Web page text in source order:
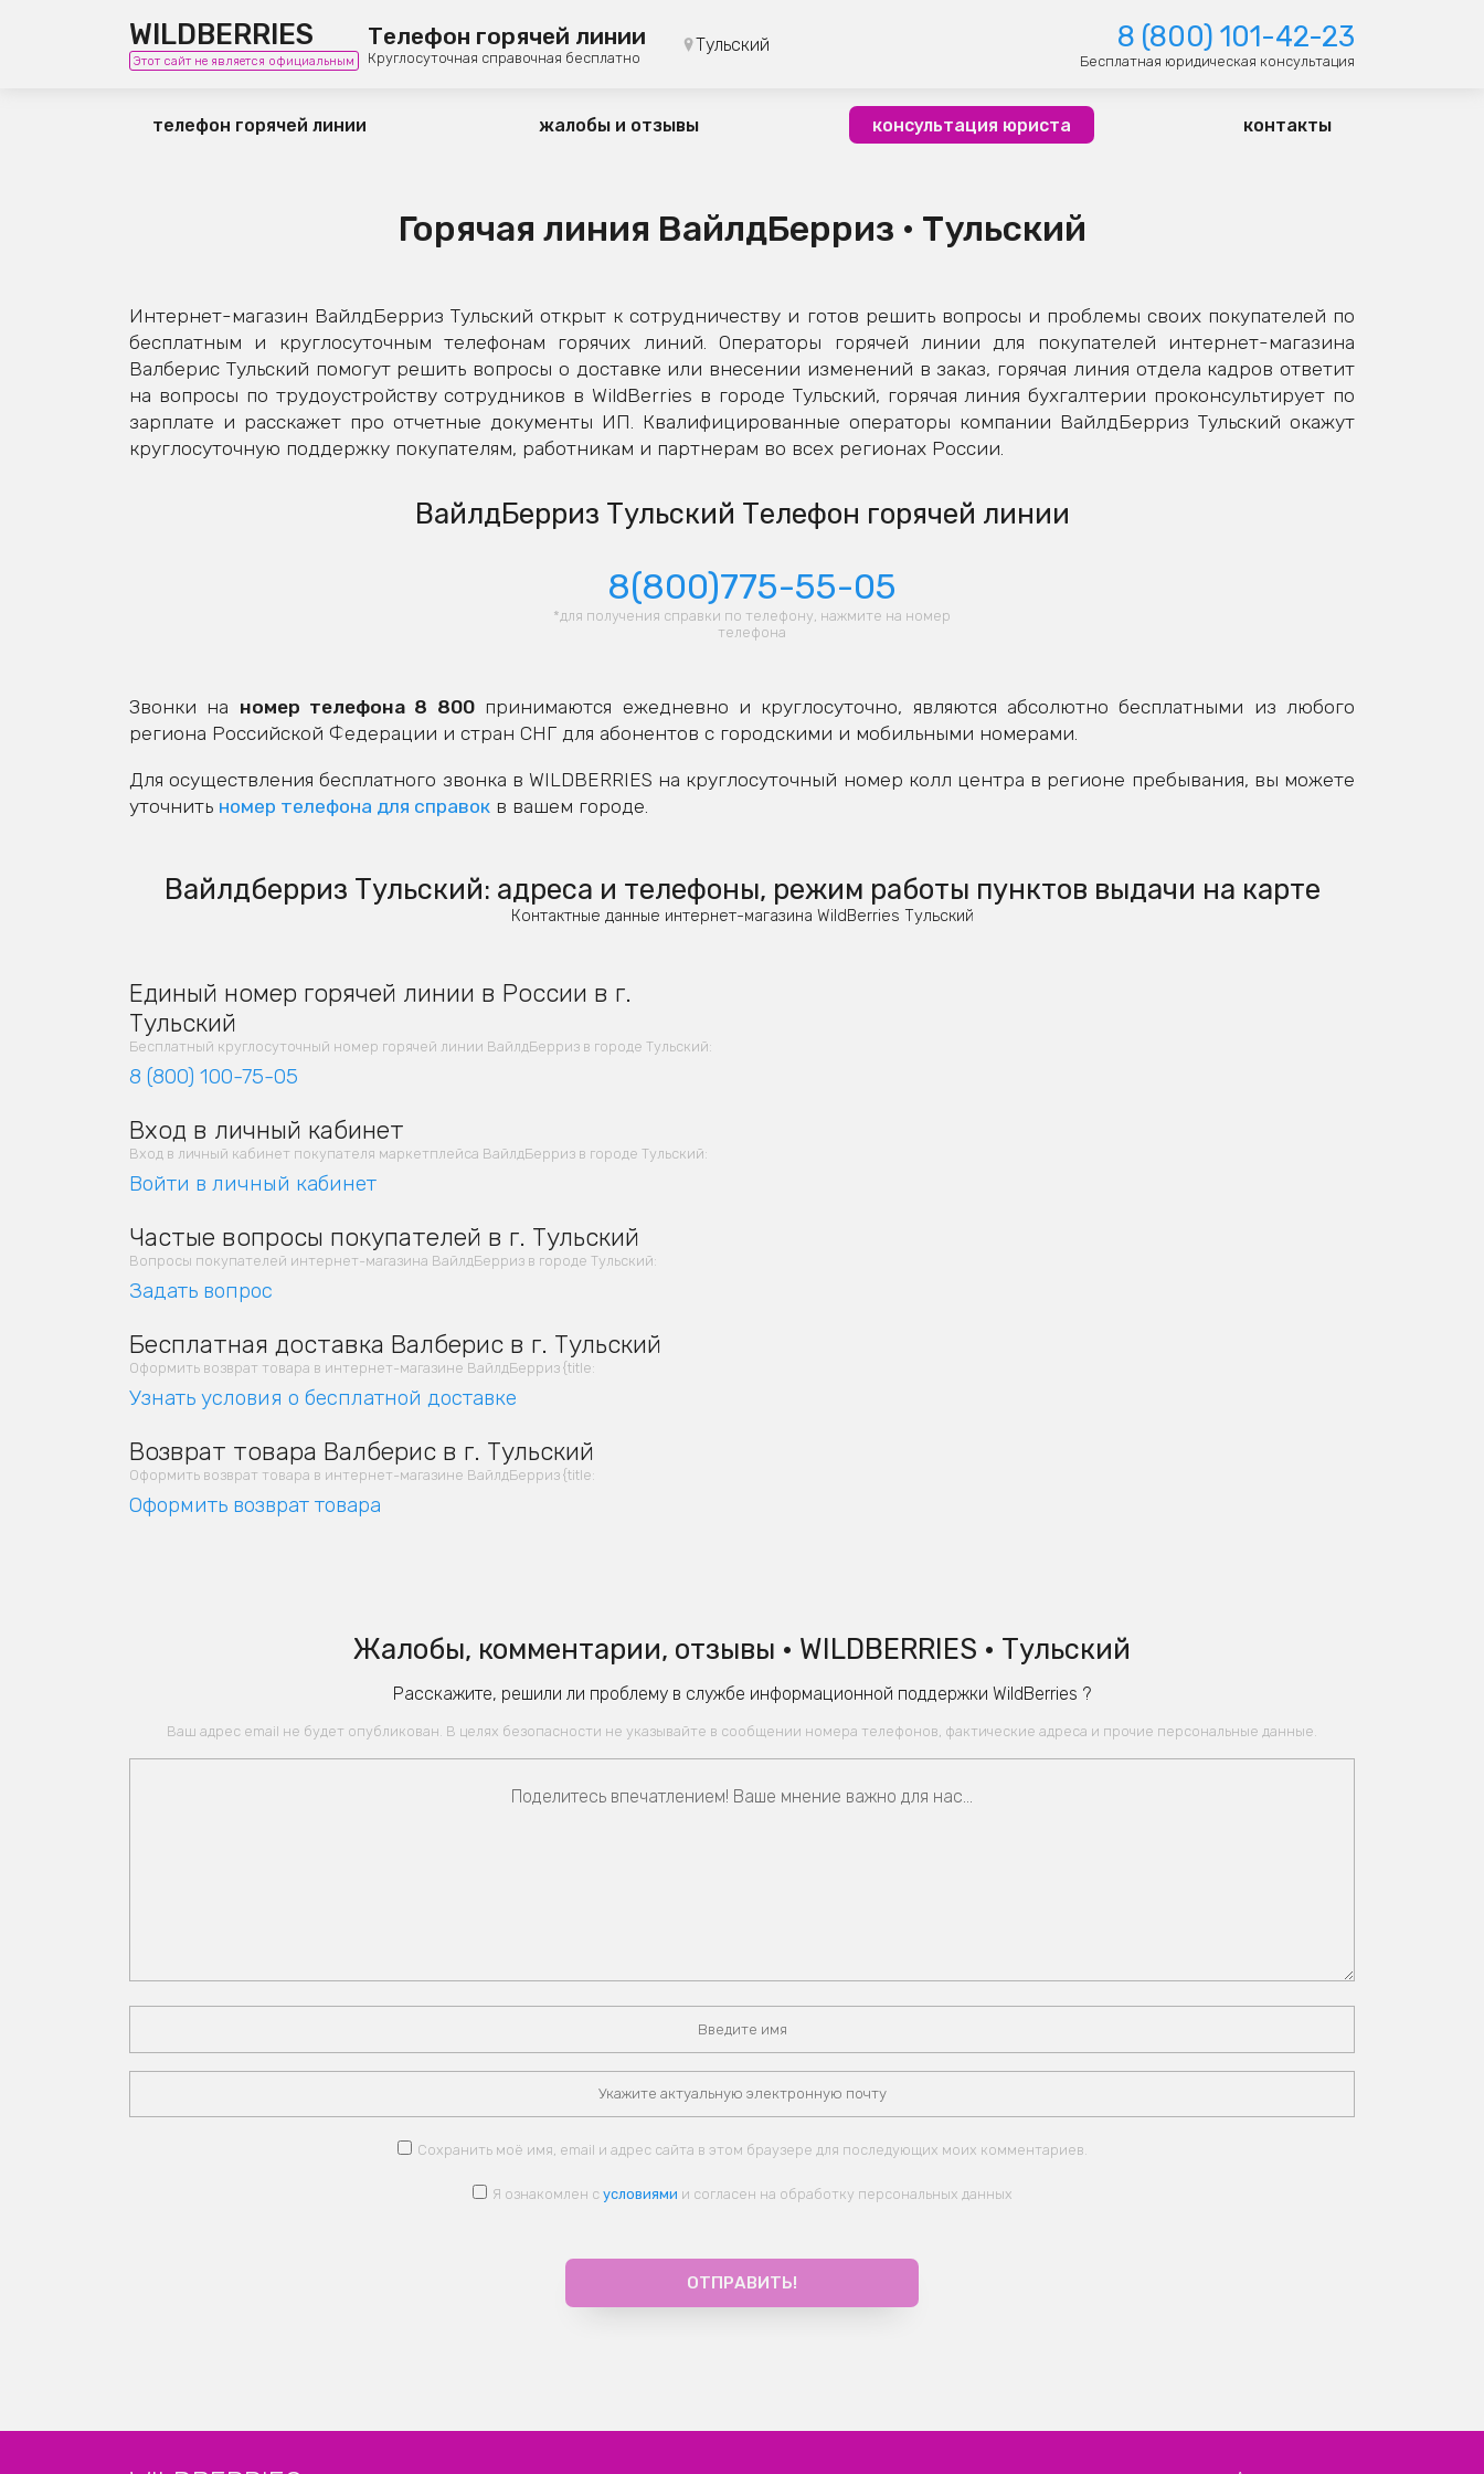
WILDBERRIES
Этот сайт не является официальным
Телефон горячей линии
Круглосуточная справочная бесплатно
Тульский 8 (800) 101-42-23
Бесплатная юридическая консультация
телефон горячей линии жалобы и отзывы консультация юриста контакты
Горячая линия ВайлдБерриз • Тульский
Интернет-магазин ВайлдБерриз Тульский открыт к сотрудничеству и готов решить вопросы и проблемы своих покупателей по
бесплатным и круглосуточным телефонам горячих линий. Операторы горячей линии для покупателей интернет-магазина
Валберис Тульский помогут решить вопросы о доставке или внесении изменений в заказ, горячая линия отдела кадров ответит
на вопросы по трудоустройству сотрудников в WildBerries в городе Тульский, горячая линия бухгалтерии проконсультирует по
зарплате и расскажет про отчетные документы ИП. Квалифицированные операторы компании ВайлдБерриз Тульский окажут
круглосуточную поддержку покупателям, работникам и партнерам во всех регионах России.
ВайлдБерриз Тульский Телефон горячей линии
8(800)775-55-05
*для получения справки по телефону, нажмите на номер
телефона
Звонки на номер телефона 8 800принимаются ежедневно и круглосуточно, являются абсолютно бесплатными из любого
региона Российской Федерации и стран СНГ для абонентов с городскими и мобильными номерами.
Для осуществления бесплатного звонка в WILDBERRIES на круглосуточный номер колл центра в регионе пребывания, вы можете
уточнить номер телефона для справок в вашем городе.
Вайлдберриз Тульский: адреса и телефоны, режим работы пунктов выдачи на карте
Контактные данные интернет-магазина WildBerries Тульский
Единый номер горячей линии в России в г.
Тульский
Бесплатный круглосуточный номер горячей линии ВайлдБерриз в городе Тульский:
8 (800) 100-75-05
Вход в личный кабинет
Вход в личный кабинет покупателя маркетплейса ВайлдБерриз в городе Тульский:
Войти в личный кабинет
Частые вопросы покупателей в г. Тульский
Вопросы покупателей интернет-магазина ВайлдБерриз в городе Тульский:
Задать вопрос
Бесплатная доставка Валберис в г. Тульский
Оформить возврат товара в интернет-магазине ВайлдБерриз {title:
Узнать условия о бесплатной доставке
Возврат товара Валберис в г. Тульский
Оформить возврат товара в интернет-магазине ВайлдБерриз {title:
Оформить возврат товара
Жалобы, комментарии, отзывы • WILDBERRIES • Тульский
Расскажите, решили ли проблему в службе информационной поддержки WildBerries ?
Ваш адрес email не будет опубликован. В целях безопасности не указывайте в сообщении номера телефонов, фактические адреса и прочие персональные данные.
Сохранить моё имя, email и адрес сайта в этом браузере для последующих моих комментариев.
Я ознакомлен с условиями и согласен на обработку персональных данных